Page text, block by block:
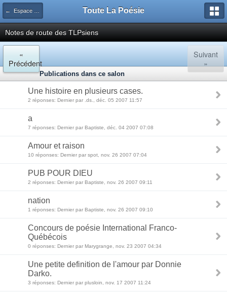
← Espace de publication Toute La Poésie
Notes de route des TLPsiens
«
Précédent
Suivant
»
Publications dans ce salon
Une histoire en plusieurs cases.
2 réponses: Dernier par .ds., déc. 05 2007 11:57
a
7 réponses: Dernier par Baptiste, déc. 04 2007 07:08
Amour et raison
10 réponses: Dernier par spot, nov. 26 2007 07:04
PUB POUR DIEU
2 réponses: Dernier par Baptiste, nov. 26 2007 09:11
nation
1 réponses: Dernier par Baptiste, nov. 26 2007 09:10
Concours de poésie International Franco-
Québécois
0 réponses: Dernier par Marygrange, nov. 23 2007 04:34
Une petite definition de l'amour par Donnie
Darko.
3 réponses: Dernier par plusloin, nov. 17 2007 11:24